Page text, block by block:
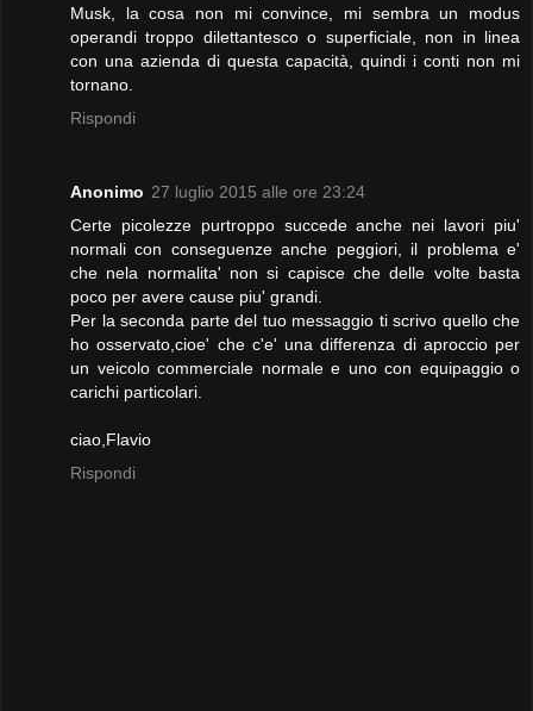
Musk, la cosa non mi convince, mi sembra un modus
operandi troppo dilettantesco o superficiale, non in linea
con una azienda di questa capacità, quindi i conti non mi
tornano.
Rispondi
Anonimo 27 luglio 2015 alle ore 23:24
Certe picolezze purtroppo succede anche nei lavori piu'
normali con conseguenze anche peggiori, il problema e'
che nela normalita' non si capisce che delle volte basta
poco per avere cause piu' grandi.
Per la seconda parte del tuo messaggio ti scrivo quello che
ho osservato,cioe' che c'e' una differenza di aproccio per
un veicolo commerciale normale e uno con equipaggio o
carichi particolari.
ciao,Flavio
Rispondi